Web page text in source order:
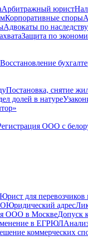
Арбитражный юрист
Корпоративные споры
Адвокаты по наследству
Защита по
Восстановление
Постановка, снятие
долей в натуре
ООО с
Юрист для перевозчиков
Юридический адрес
ООО в МосквеДопуск
в ЕГРЮЛ
коммерческих